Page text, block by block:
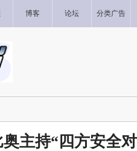
博客 论坛 分类广告
主持“四方安全